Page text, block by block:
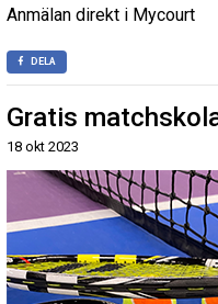
Anmälan direkt i Mycourt
DELA
Gratis
18 okt 2023